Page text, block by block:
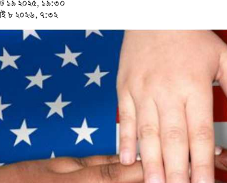
১৯ ২০২৫, ১৯:৩০
৮ ২০২৬, ৭:৩২